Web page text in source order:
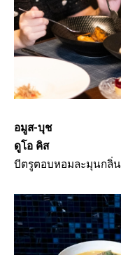
อมูส-บุช
ดูโอ คิส
บีตรูตอบหอมละมุนกลิ่น